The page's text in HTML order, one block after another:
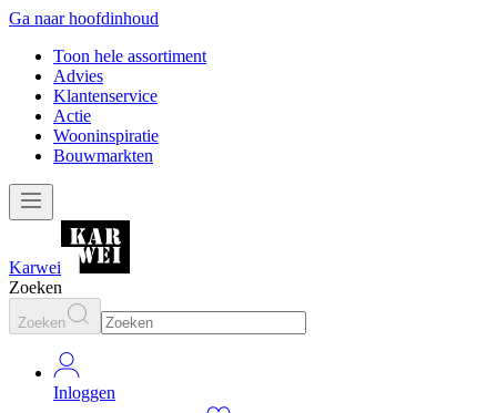
Ga naar hoofdinhoud
Toon hele assortiment
Advies
Klantenservice
Actie
Wooninspiratie
Bouwmarkten
Karwei
Zoeken
Zoeken
Inloggen